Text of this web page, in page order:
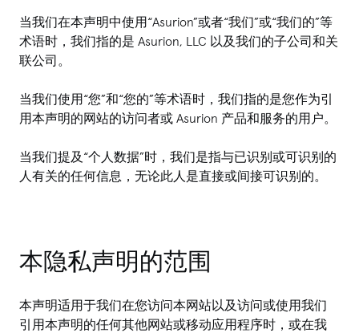
当我们在本声明中使用“Asurion”或者“我们”或“我们的”等
术语时，我们指的是 Asurion, LLC 以及我们的子公司和关
联公司。
当我们使用“您”和“您的”等术语时，我们指的是您作为引
用本声明的网站的访问者或 Asurion 产品和服务的用户。
当我们提及“个人数据”时，我们是指与已识别或可识别的
人有关的任何信息，无论此人是直接或间接可识别的。
本隐私声明的范围
本声明适用于我们在您访问本网站以及访问或使用我们
引用本声明的任何其他网站或移动应用程序时，或在我